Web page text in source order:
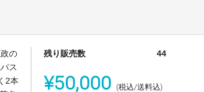
の
ス
2本
残り販売数 44
¥50,000 (税込/送料込)